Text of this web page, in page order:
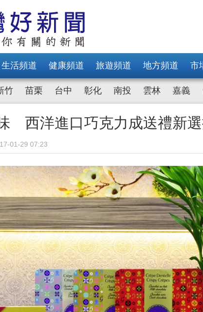
生活頻道 健康頻道 旅遊頻道 地方頻道 市
竹 苗栗 台中 彰化 南投 雲林 嘉義
西洋進口巧克力成送禮新
01-29 07:23